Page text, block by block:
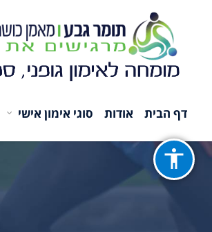
דף הבית אודות סוגי אימון אישי